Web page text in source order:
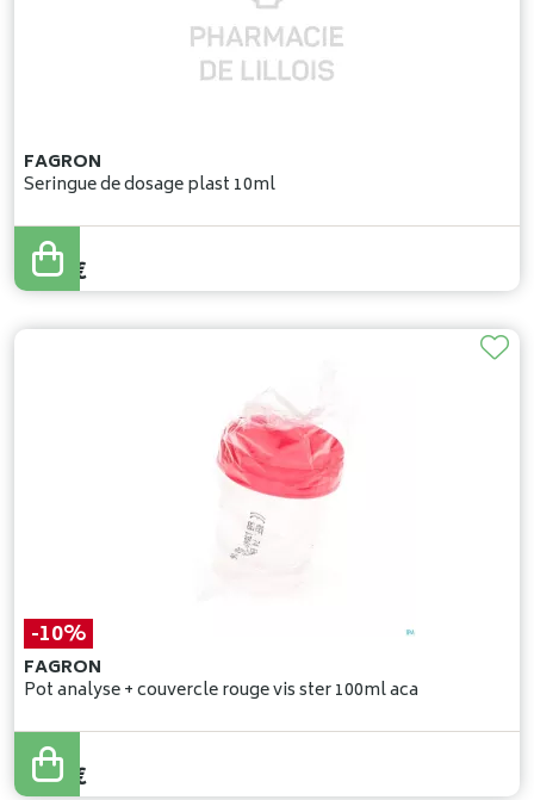
FAGRON
Seringue de dosage plast 10ml
1,00 €
-10%
FAGRON
Pot analyse + couvercle rouge vis ster 100ml aca
1,98€
1,78 €